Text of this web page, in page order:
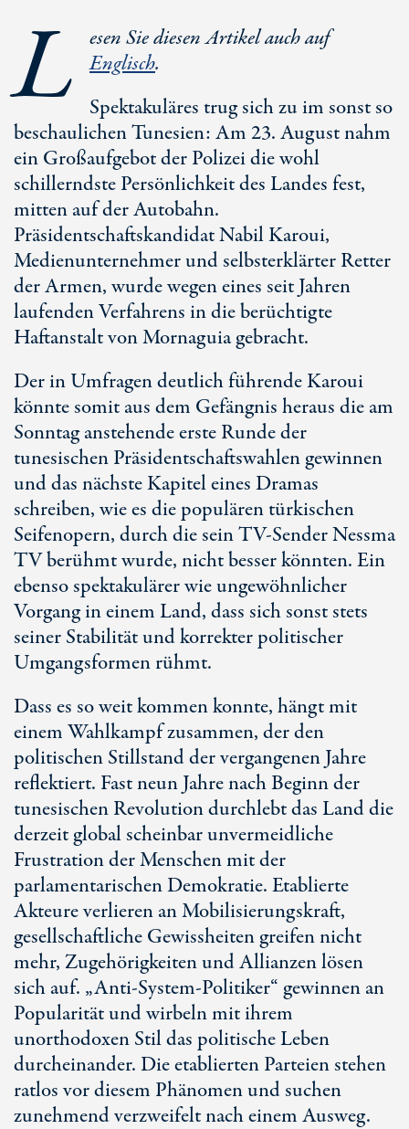
L esen Sie diesen Artikel auch auf
Englisch.
Spektakuläres trug sich zu im sonst so
beschaulichen Tunesien: Am 23. August nahm
ein Großaufgebot der Polizei die wohl
schillerndste Persönlichkeit des Landes fest,
mitten auf der Autobahn.
Präsidentschaftskandidat Nabil Karoui,
Medienunternehmer und selbsterklärter Retter
der Armen, wurde wegen eines seit Jahren
laufenden Verfahrens in die berüchtigte
Haftanstalt von Mornaguia gebracht.
Der in Umfragen deutlich führende Karoui
könnte somit aus dem Gefängnis heraus die am
Sonntag anstehende erste Runde der
tunesischen Präsidentschaftswahlen gewinnen
und das nächste Kapitel eines Dramas
schreiben, wie es die populären türkischen
Seifenopern, durch die sein TV-Sender Nessma
TV berühmt wurde, nicht besser könnten. Ein
ebenso spektakulärer wie ungewöhnlicher
Vorgang in einem Land, dass sich sonst stets
seiner Stabilität und korrekter politischer
Umgangsformen rühmt.
Dass es so weit kommen konnte, hängt mit
einem Wahlkampf zusammen, der den
politischen Stillstand der vergangenen Jahre
reflektiert. Fast neun Jahre nach Beginn der
tunesischen Revolution durchlebt das Land die
derzeit global scheinbar unvermeidliche
Frustration der Menschen mit der
parlamentarischen Demokratie. Etablierte
Akteure verlieren an Mobilisierungskraft,
gesellschaftliche Gewissheiten greifen nicht
mehr, Zugehörigkeiten und Allianzen lösen
sich auf. „Anti-System-Politiker“ gewinnen an
Popularität und wirbeln mit ihrem
unorthodoxen Stil das politische Leben
durcheinander. Die etablierten Parteien stehen
ratlos vor diesem Phänomen und suchen
zunehmend verzweifelt nach einem Ausweg.